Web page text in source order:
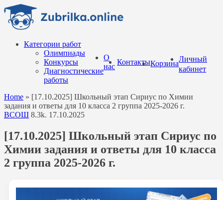
Перейти
содержанию
Категории работ
Олимпиады
Конкурсы
Диагностические
работы
О
нас
КонтактыКорзина
Личный
кабинет
Home » [17.10.2025] Школьный этап Сириус по Химии
задания и ответы для 10 класса 2 группа 2025-2026 г.
ВСОШ 8.3k. 17.10.2025
[17.10.2025] Школьный этап Сириус по
Химии задания и ответы для 10 класса
2 группа 2025-2026 г.